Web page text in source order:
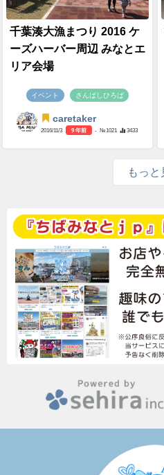
千葉湊大漁まつり 2016 ケ
ーズハーバー周辺 みなとエ
リア会場
イベント さんばしひろば
caretaker
2016/11/3 9 年前 - №1021 3433
もっと